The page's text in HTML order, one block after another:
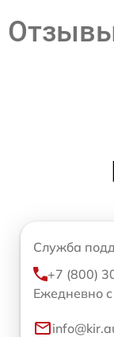
Служба
+7 (800)
Ежедневно